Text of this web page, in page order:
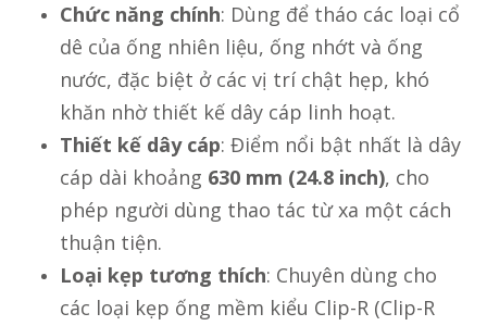
Chức năng chính: Dùng để tháo các loại cổ
dê của ống nhiên liệu, ống nhớt và ống
nước, đặc biệt ở các vị trí chật hẹp, khó
khăn nhờ thiết kế dây cáp linh hoạt.
Thiết kế dây cáp: Điểm nổi bật nhất là dây
cáp dài khoảng 630 mm (24.8 inch), cho
phép người dùng thao tác từ xa một cách
thuận tiện.
Loại kẹp tương thích: Chuyên dùng cho
các loại kẹp ống mềm kiểu Clip-R (Clip-R